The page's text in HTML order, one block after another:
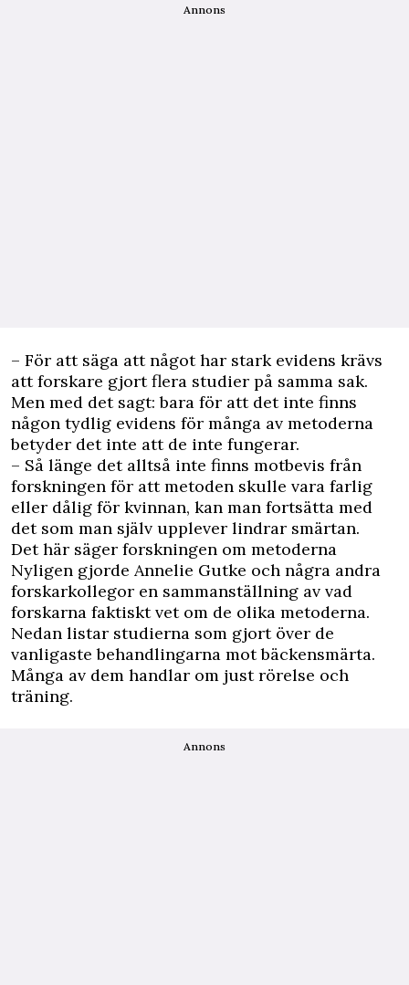
Annons
– För att säga att något har stark evidens krävs
att forskare gjort flera studier på samma sak.
Men med det sagt: bara för att det inte finns
någon tydlig evidens för många av metoderna
betyder det inte att de inte fungerar.
– Så länge det alltså inte finns motbevis från
forskningen för att metoden skulle vara farlig
eller dålig för kvinnan, kan man fortsätta med
det som man själv upplever lindrar smärtan.
Det här säger forskningen om metoderna
Nyligen gjorde Annelie Gutke och några andra
forskarkollegor en sammanställning av vad
forskarna faktiskt vet om de olika metoderna.
Nedan listar studierna som gjort över de
vanligaste behandlingarna mot bäckensmärta.
Många av dem handlar om just rörelse och
träning.
Annons